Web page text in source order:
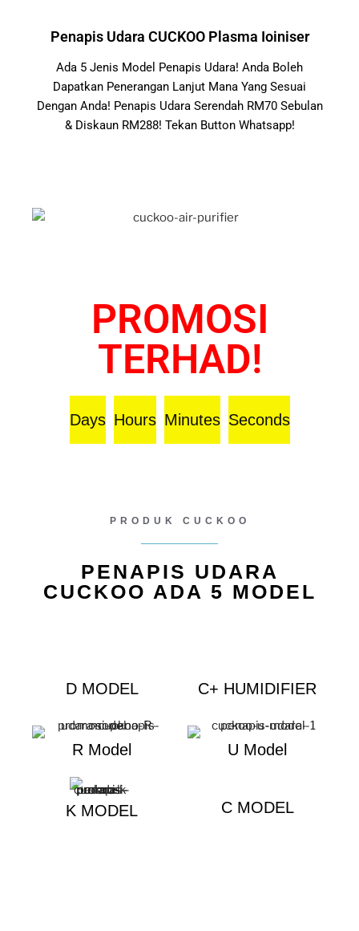
Penapis Udara CUCKOO Plasma Ioiniser
Ada 5 Jenis Model Penapis Udara! Anda Boleh
Dapatkan Penerangan Lanjut Mana Yang Sesuai
Dengan Anda! Penapis Udara Serendah RM70 Sebulan
& Diskaun RM288! Tekan Button Whatsapp!
PROMOSI
TERHAD!
Days Hours Minutes Seconds
PRODUK CUCKOO
PENAPIS UDARA
CUCKOO ADA 5 MODEL
D MODEL
R Model
C+ HUMIDIFIER
U Model
K MODEL C MODEL